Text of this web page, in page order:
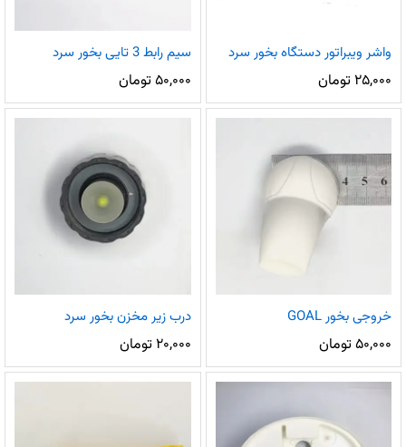
واشر ویبراتور دستگاه بخور سرد
۲۵,۰۰۰ تومان
سیم رابط 3 تایی بخور سرد
۵۰,۰۰۰تومان
خروجی بخور GOAL
۵۰,۰۰۰تومان
درب زیر مخزن بخور سرد
۲۰,۰۰۰ تومان